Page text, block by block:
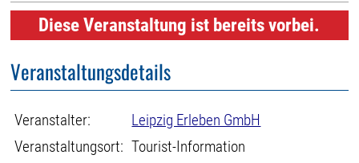
Diese Veranstaltung ist bereits vorbei.
Veranstaltungsdetails
Veranstalter:
Leipzig Erleben GmbH
Veranstaltungsort: Tourist-Information